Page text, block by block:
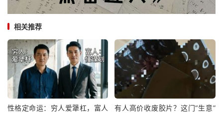
相关推荐
性格定命运：穷人爱犟杠，富人
有人高价收废胶片？这门“生意”